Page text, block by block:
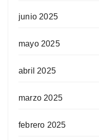
junio 2025
mayo 2025
abril 2025
marzo 2025
febrero 2025